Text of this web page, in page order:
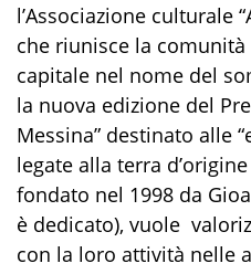
l’Associazione culturale
che riunisce la
capitale nel nome del
la nuova edizione del
Messina” destinato alle
legate alla terra
fondato nel 1998 da
è dedicato), vuole
con la loro attività nelle